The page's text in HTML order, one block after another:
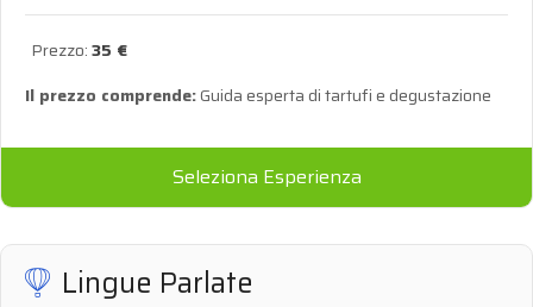
Prezzo:35 €
Il prezzo comprende:Guida esperta di tartufi e degustazione
Seleziona Esperienza
Lingue Parlate